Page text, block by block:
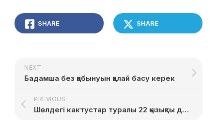
SHARE SHARE
NEXT
Бадамша без қабынуын қалай басу керек
PREVIOUS
Шөлдегі кактустар туралы 22 қызықты дерек